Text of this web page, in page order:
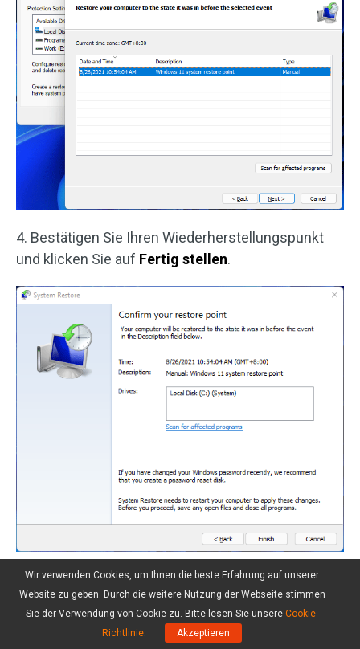
4. Bestätigen Sie Ihren Wiederherstellungspunkt
und klicken Sie auf Fertig stellen.
Sie sollten den Prozess der
Systemwiederherstellung nicht unterbrechen.
Wir verwenden Cookies, um Ihnen die beste Erfahrung auf unserer
Website zu geben. Durch die weitere Nutzung der Webseite stimmen
Sie der Verwendung von Cookie zu. Bitte lesen Sie unsere Cookie-
Richtlinie. Akzeptieren